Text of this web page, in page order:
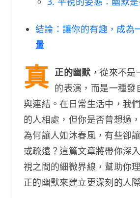
結論：讓你的有趣，成為
量
真 正的幽默 ，從來不
的表演，而是一種發
與連結。在日常生活中，我
的人相處，但你是否曾想過
為何讓人如沐春風，有些卻
或疏遠？這篇文章將帶你深
視之間的細微界線，幫助你
正的幽默來建立更深刻的人